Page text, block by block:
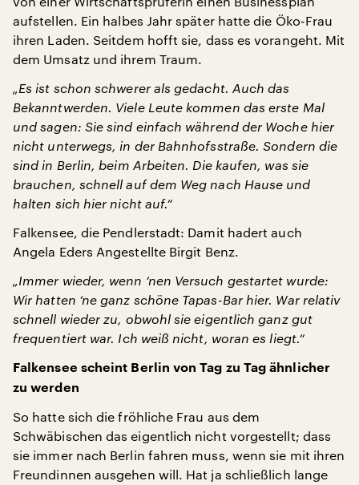
aufstellen. Ein halbes Jahr später hatte die Öko-Frau
ihren Laden. Seitdem hofft sie, dass es vorangeht. Mit
dem Umsatz und ihrem Traum.
„Es ist schon schwerer als gedacht. Auch das
Bekanntwerden. Viele Leute kommen das erste Mal
und sagen: Sie sind einfach während der Woche hier
nicht unterwegs, in der Bahnhofsstraße. Sondern die
sind in Berlin, beim Arbeiten. Die kaufen, was sie
brauchen, schnell auf dem Weg nach Hause und
halten sich hier nicht auf.“
Falkensee, die Pendlerstadt: Damit hadert auch
Angela Eders Angestellte Birgit Benz.
„Immer wieder, wenn ‘nen Versuch gestartet wurde:
Wir hatten ‘ne ganz schöne Tapas-Bar hier. War relativ
schnell wieder zu, obwohl sie eigentlich ganz gut
frequentiert war. Ich weiß nicht, woran es liegt.“
Falkensee scheint Berlin von Tag zu Tag ähnlicher
zu werden
So hatte sich die fröhliche Frau aus dem
Schwäbischen das eigentlich nicht vorgestellt; dass
sie immer nach Berlin fahren muss, wenn sie mit ihren
Freundinnen ausgehen will. Hat ja schließlich lange